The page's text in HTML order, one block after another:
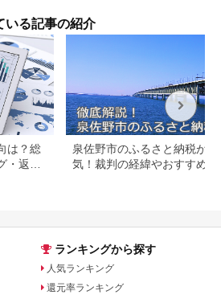
祝い 高級スーツ オ
ダーメイド 記念日
いる記事の紹介
は？総
返礼
泉佐野市のふるさと納税が人
気！裁判の経緯やおすすめ返
ランキングから探す
人気ランキング
還元率ランキング